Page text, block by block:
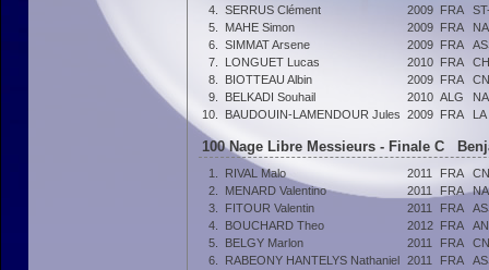
4.
SERRUS Clément 2009 FRA
5.
MAHE Simon 2009 FRA
6.
SIMMAT Arsene 2009 FRA
7.
LONGUET Lucas 2010 FRA
8.
BIOTTEAU Albin 2009 FRA
9.
BELKADI Souhail 2010 ALG
10.
BAUDOUIN-LAMENDOUR Jules 2009 FRA
100 Nage Libre Messieurs - Finale C
1. RIVAL Malo 2011 FRA
2.
MENARD Valentino 2011 FRA
3.
FITOUR Valentin 2011 FRA
4.
BOUCHARD Theo 2012 FRA
5.
BELGY Marlon 2011 FRA
6.
RABEONY HANTELYS Nathaniel 2011 FRA